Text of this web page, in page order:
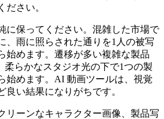
ださい。
に保ってください。混雑した市場で
、雨に照らされた通りを1人の被写
始めます。遷移が多い複雑な製品
柔らかなスタジオ光の下で1つの製
始めます。AI 動画ツールは、視覚
良い結果になりがちです。
リーンなキャラクター画像、製品写